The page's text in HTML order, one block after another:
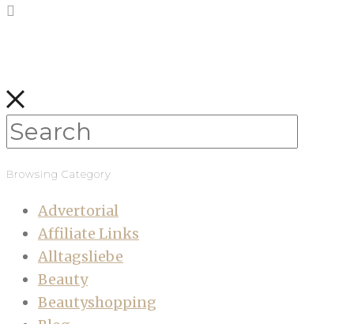
Browsing Category
Advertorial
Affiliate Links
Alltagsliebe
Beauty
Beautyshopping